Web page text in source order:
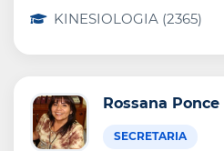
KINESIOLOGIA (2365)
Rossana
SECRETARIA